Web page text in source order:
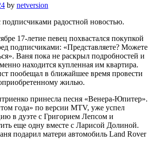
by netversion
подписчиками радостной новостью.
17-летие певец похвастался покупкой
подписчиками: «Представляете? Можете
Ваня пока не раскрыл подробностей и
находится купленная им квартира.
пообещал в ближайшее время провести
жилью.
принесла песня «Венера-Юпитер».
года» по версии MTV, уже успел
в дуэте с Григорием Лепсом и
еще одну вместе с Ларисой Долиной.
подарил матери автомобиль Land Rover